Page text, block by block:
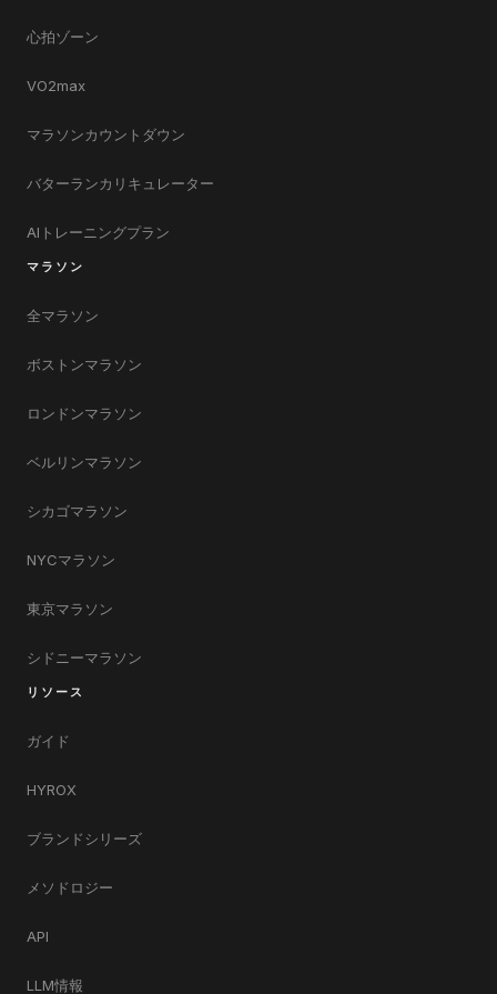
心拍ゾーン
VO2max
マラソンカウントダウン
バターランカリキュレーター
AIトレーニングプラン
マラソン
全マラソン
ボストンマラソン
ロンドンマラソン
ベルリンマラソン
シカゴマラソン
NYCマラソン
東京マラソン
シドニーマラソン
リソース
ガイド
HYROX
ブランドシリーズ
メソドロジー
API
LLM情報